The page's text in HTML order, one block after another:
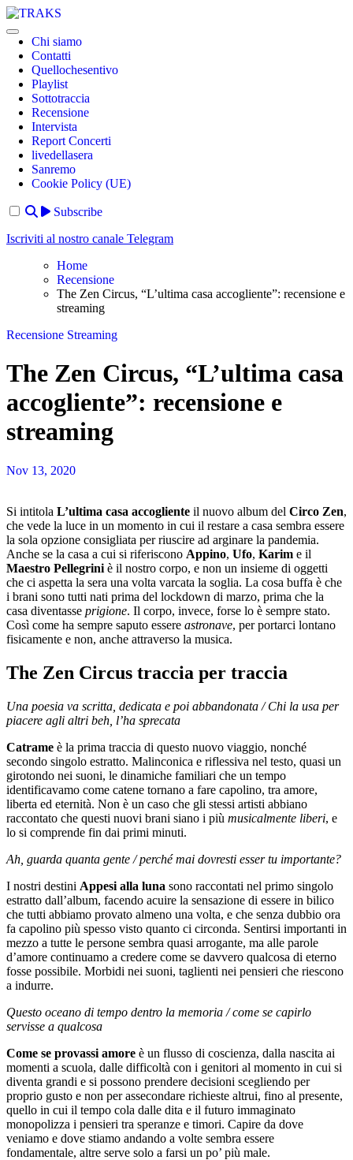
Skip
to
content
TRAKS
Dal 2014 musica indipendente ed emergente
Chi siamo
Contatti
Quellochesentivo
Playlist
Sottotraccia
Recensione
Intervista
Report Concerti
livedellasera
Sanremo
Cookie Policy (UE)
Subscribe
Iscriviti al nostro canale Telegram
Home
Recensione
The Zen Circus, “L’ultima casa accogliente”: recensione e
streaming
Recensione Streaming
The Zen Circus, “L’ultima casa
accogliente”: recensione e
streaming
Nov 13, 2020
Si intitola L’ultima casa accogliente il nuovo album del Circo Zen,
che vede la luce in un momento in cui il restare a casa sembra essere
la sola opzione consigliata per riuscire ad arginare la pandemia.
Anche se la casa a cui si riferiscono Appino, Ufo, Karim e il
Maestro Pellegrini è il nostro corpo, e non un insieme di oggetti
che ci aspetta la sera una volta varcata la soglia. La cosa buffa è che
i brani sono tutti nati prima del lockdown di marzo, prima che la
casa diventasse prigione. Il corpo, invece, forse lo è sempre stato.
Così come ha sempre saputo essere astronave, per portarci lontano
fisicamente e non, anche attraverso la musica.
The Zen Circus traccia per traccia
Una poesia va scritta, dedicata e poi abbandonata / Chi la usa per
piacere agli altri beh, l’ha sprecata
Catrame è la prima traccia di questo nuovo viaggio, nonché
secondo singolo estratto. Malinconica e riflessiva nel testo, quasi un
girotondo nei suoni, le dinamiche familiari che un tempo
identificavamo come catene tornano a fare capolino, tra amore,
liberta ed eternità. Non è un caso che gli stessi artisti abbiano
raccontato che questi nuovi brani siano i più musicalmente liberi, e
lo si comprende fin dai primi minuti.
Ah, guarda quanta gente / perché mai dovresti esser tu importante?
I nostri destini Appesi alla luna sono raccontati nel primo singolo
estratto dall’album, facendo acuire la sensazione di essere in bilico
che tutti abbiamo provato almeno una volta, e che senza dubbio ora
fa capolino più spesso visto quanto ci circonda. Sentirsi importanti in
mezzo a tutte le persone sembra quasi arrogante, ma alle parole
d’amore continuamo a credere come se davvero qualcosa di eterno
fosse possibile. Morbidi nei suoni, taglienti nei pensieri che riescono
a indurre.
Questo oceano di tempo dentro la memoria / come se capirlo
servisse a qualcosa
Come se provassi amore è un flusso di coscienza, dalla nascita ai
momenti a scuola, dalle difficoltà con i genitori al momento in cui si
diventa grandi e si possono prendere decisioni scegliendo per
proprio gusto e non per assecondare richieste altrui, fino al presente,
quello in cui il tempo cola dalle dita e il futuro immaginato
monopolizza i pensieri tra speranze e timori. Capire da dove
veniamo e dove stiamo andando a volte sembra essere
fondamentale, altre serve solo a farsi un po’ più male.